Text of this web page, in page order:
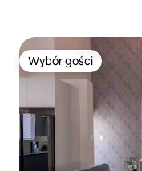
Wybór gości
Wybór gości